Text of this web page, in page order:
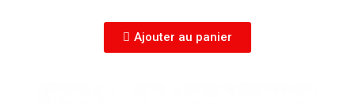
Ajouter au panier